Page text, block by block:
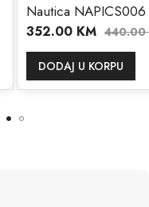
Nautica NAPICS006
352.00KM 440.00KM
DODAJ U KORPU